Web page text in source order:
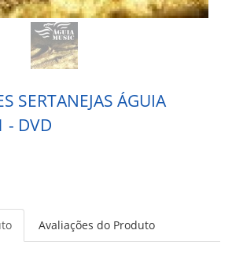
SERTANEJAS ÁGUIA
- DVD
Avaliações do Produto